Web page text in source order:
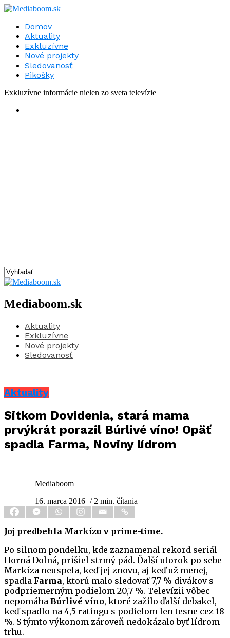
Domov
Aktuality
Exkluzívne
Nové projekty
Sledovanosť
Pikošky
Exkluzívne informácie nielen zo sveta televízie
Mediaboom.sk
Aktuality
Exkluzívne
Nové projekty
Sledovanosť
Aktuality
Sitkom Dovidenia, stará mama
prvýkrát porazil Búrlivé víno! Opäť
spadla Farma, Noviny lídrom
Mediaboom
16. marca 2016 / 2 min. čítania
Joj predbehla Markízu v prime-time.
Po silnom pondelku, kde zaznamenal rekord seriál
Horná Dolná, prišiel strmý pád. Ďalší utorok po sebe
Markíza neuspela, keď jej znovu, aj keď už menej,
spadla Farma, ktorú malo sledovať 7,7 % divákov s
podpriemerným podielom 20,7 %. Televízii vôbec
nepomáha Búrlivé víno, ktoré zažilo ďalší debakel,
keď spadlo na 4,5 ratingu s podielom len tesne cez 18
%. S týmto výkonom zároveň nedokázalo byť lídrom
trhu.